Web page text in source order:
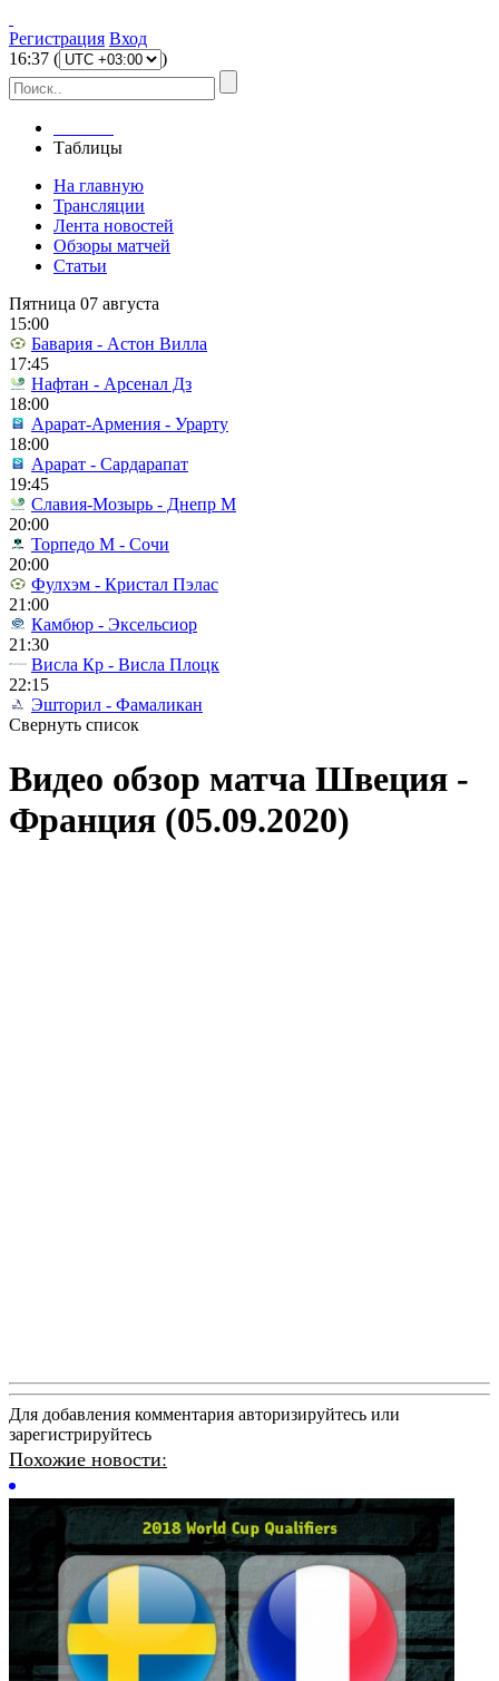
Регистрация Вход
16:37 ( )
Таблицы
На главную
Трансляции
Лента новостей
Обзоры матчей
Статьи
Пятница 07 августа
15:00
Бавария - Астон Вилла
17:45
Нафтан - Арсенал Дз
18:00
Арарат-Армения - Урарту
18:00
Арарат - Сардарапат
19:45
Славия-Мозырь - Днепр М
20:00
Торпедо М - Сочи
20:00
Фулхэм - Кристал Пэлас
21:00
Камбюр - Эксельсиор
21:30
Висла Кр - Висла Плоцк
22:15
Эшторил - Фамаликан
Свернуть список
Видео обзор матча Швеция -
Франция (05.09.2020)
Для добавления комментария авторизируйтесь или
зарегистрируйтесь
Похожие новости: